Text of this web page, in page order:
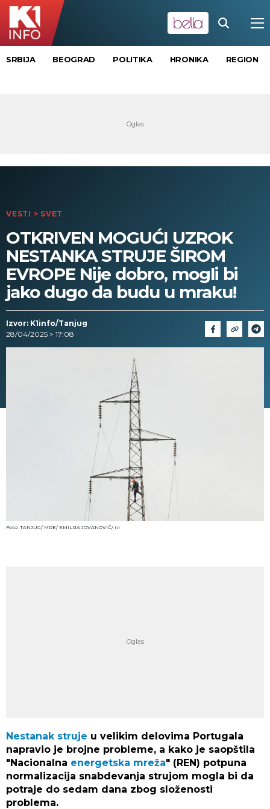
SRBIJA BEOGRAD POLITIKA HRONIKA REGION
VESTI > SVET
OTKRIVEN MOGUĆI UZROK
NESTANKA STRUJE ŠIROM
EVROPE Nije dobro, mogli bi
jako dugo da budu u mraku!
Izvor: K1info/Tanjug
28/04/2025 > 17:08
Foto: TANJUG/ MRE/ EMILIJA JOVANOVIĆ/ nr
Nestanak struje u velikim delovima Portugala
napravio je brojne probleme, a kako je saopštila
"Nacionalna energetska mreža" (REN) potpuna
normalizacija snabdevanja strujom mogla bi da
potraje do sedam dana zbog složenosti
problema.